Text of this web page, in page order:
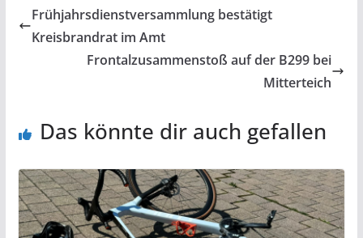
Frühjahrsdienstversammlung bestätigt
Kreisbrandrat im Amt
Frontalzusammenstoß auf der B299 bei
Mitterteich
Das könnte dir auch gefallen